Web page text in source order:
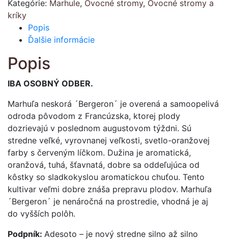
Kategórie: Marhule, Ovocné stromy, Ovocné stromy a
kríky
Popis
Ďalšie informácie
Popis
IBA OSOBNÝ ODBER.
Marhuľa neskorá ´Bergeron´ je overená a samoopelivá
odroda pôvodom z Francúzska, ktorej plody
dozrievajú v poslednom augustovom týždni. Sú
stredne veľké, vyrovnanej veľkosti, svetlo-oranžovej
farby s červeným líčkom. Dužina je aromatická,
oranžová, tuhá, šťavnatá, dobre sa oddeľujúca od
kôstky so sladkokyslou aromatickou chuťou. Tento
kultivar veľmi dobre znáša prepravu plodov. Marhuľa
´Bergeron´ je nenáročná na prostredie, vhodná je aj
do vyšších polôh.
Podpník: Adesoto – je nový stredne silno až silno